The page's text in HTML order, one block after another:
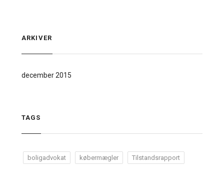
ARKIVER
december 2015
TAGS
boligadvokat købermægler Tilstandsrapport